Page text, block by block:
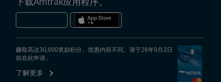
赚取高达30,000奖励积分。优惠内容不同。请于26年9月2日
前在此申请。
了解更多